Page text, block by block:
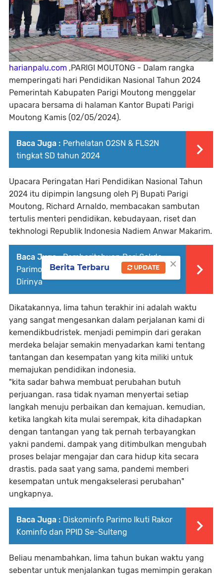
harianpalu.com ,PARIGI MOUTONG - Dalam rangka
memperingati hari Pendidikan Nasional Tahun 2024
Pemerintah Kabupaten Parigi Moutong menggelar
upacara bersama di halaman Kantor Bupati Parigi
Moutong Kamis (02/05/2024).
Baca Juga : Perhelatan O2SN & FLS2N
tingkat SD tahun 2024
Upacara Peringatan Hari Pendidikan Nasional Tahun
2024 itu dipimpin langsung oleh Pj Bupati Parigi
Moutong, Richard Arnaldo, membacakan sambutan
tertulis menteri pendidikan, kebudayaan, riset dan
tekhnologi Republik Indonesia Nadiem Anwar Makarim.
Baca Juga : Pemberitahuan Dari Sekda
Parimo : Hati-hati, Penipuan Atas Nama
Dirinya
Dikatakannya, lima tahun terakhir ini adalah waktu
yang sangat mengesankan dalam perjalanan kami di
kemendikbudristek. menjadi pemimpin dari gerakan
merdeka belajar semakin menyadarkan kami tentang
tantangan dan kesempatan yang kita miliki untuk
memajukan pendidikan indonesia.
"kita sadar bahwa membuat perubahan butuh
perjuangan. rasa tidak nyaman menyertai setiap
langkah menuju perbaikan dan kemajuan. kemudian,
ketika langkah kita mulai serempak, kita dihadapkan
dengan tantangan yang tak pernah terbayangkan
yakni pandemi. dampak yang ditimbulkan mengubah
proses belajar mengajar dan cara hidup kita secara
drastis. pada saat yang sama, pandemi memberi
kesempatan untuk mengakselerasi perubahan"
ungkapnya.
Baca Juga : Diskominfo Parimo Ikuti Rakor
Kominfo dan PPID Se-Sulteng
Beliau menambahkan, lima tahun bukan waktu yang
sebentar untuk menjalankan tugas memimpin gerakan
×
Berita Terbaru UPDATE